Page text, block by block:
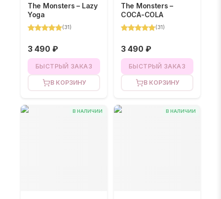
The Monsters – Lazy
Yoga
(31)
3 490 ₽
БЫСТРЫЙ ЗАКАЗ
В КОРЗИНУ
The Monsters –
COCA-COLA
(31)
3 490 ₽
БЫСТРЫЙ ЗАКАЗ
В КОРЗИНУ
В НАЛИЧИИ В НАЛИЧИИ